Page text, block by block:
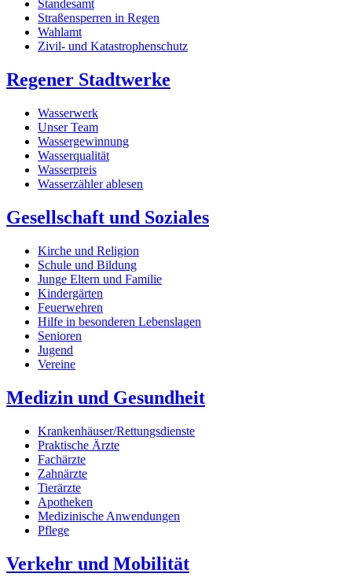
Standesamt
Straßensperren in Regen
Wahlamt
Zivil- und Katastrophenschutz
Regener Stadtwerke
Wasserwerk
Unser Team
Wassergewinnung
Wasserqualität
Wasserpreis
Wasserzähler ablesen
Gesellschaft und Soziales
Kirche und Religion
Schule und Bildung
Junge Eltern und Familie
Kindergärten
Feuerwehren
Hilfe in besonderen Lebenslagen
Senioren
Jugend
Vereine
Medizin und Gesundheit
Krankenhäuser/Rettungsdienste
Praktische Ärzte
Fachärzte
Zahnärzte
Tierärzte
Apotheken
Medizinische Anwendungen
Pflege
Verkehr und Mobilität